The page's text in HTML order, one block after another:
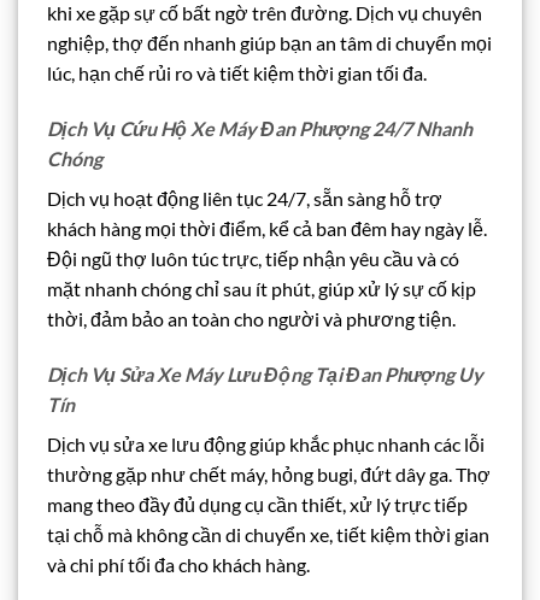
khi xe gặp sự cố bất ngờ trên đường. Dịch vụ chuyên
nghiệp, thợ đến nhanh giúp bạn an tâm di chuyển mọi
lúc, hạn chế rủi ro và tiết kiệm thời gian tối đa.
Dịch Vụ Cứu Hộ Xe Máy Đan Phượng 24/7 Nhanh
Chóng
Dịch vụ hoạt động liên tục 24/7, sẵn sàng hỗ trợ
khách hàng mọi thời điểm, kể cả ban đêm hay ngày lễ.
Đội ngũ thợ luôn túc trực, tiếp nhận yêu cầu và có
mặt nhanh chóng chỉ sau ít phút, giúp xử lý sự cố kịp
thời, đảm bảo an toàn cho người và phương tiện.
Dịch Vụ Sửa Xe Máy Lưu Động Tại Đan Phượng Uy
Tín
Dịch vụ sửa xe lưu động giúp khắc phục nhanh các lỗi
thường gặp như chết máy, hỏng bugi, đứt dây ga. Thợ
mang theo đầy đủ dụng cụ cần thiết, xử lý trực tiếp
tại chỗ mà không cần di chuyển xe, tiết kiệm thời gian
và chi phí tối đa cho khách hàng.